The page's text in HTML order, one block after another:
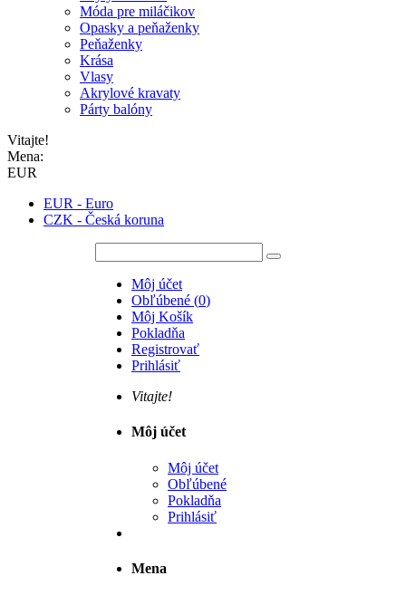
Móda pre miláčikov
Opasky a peňaženky
Peňaženky
Krása
Vlasy
Akrylové kravaty
Párty balóny
Vitajte!
Mena:
EUR
EUR - Euro
CZK - Česká koruna
Môj účet
Obľúbené (0)
Môj Košík
Pokladňa
Registrovať
Prihlásiť
Vitajte!
Môj účet
Môj účet
Obľúbené
Pokladňa
Prihlásiť
Mena